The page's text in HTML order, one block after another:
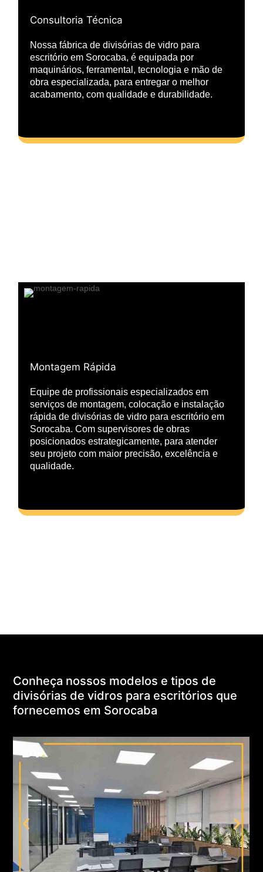
Consultoria Técnica
Nossa fábrica de divisórias de vidro para
escritório em Sorocaba, é equipada por
maquinários, ferramental, tecnologia e mão de
obra especializada, para entregar o melhor
acabamento, com qualidade e durabilidade.
Montagem Rápida
Equipe de profissionais especializados em
serviços de montagem, colocação e instalação
rápida de divisórias de vidro para escritório em
Sorocaba. Com supervisores de obras
posicionados estrategicamente, para atender
seu projeto com maior precisão, excelência e
qualidade.
Conheça nossos modelos e tipos de
divisórias de vidros para escritórios que
fornecemos em Sorocaba